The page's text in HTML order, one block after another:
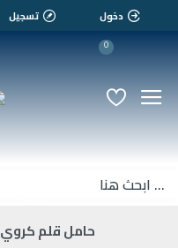
دخول تسجيل
0
حامل قلم كروي 0.7 ملم - قطعة واحدة